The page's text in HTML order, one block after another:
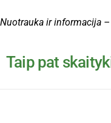
Nuotrauka ir informacija
Taip pat